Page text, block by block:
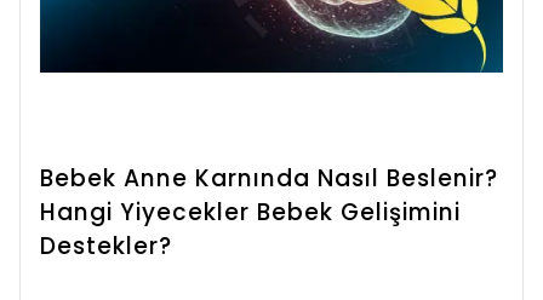
günlük aktivitelerinizi sürdürebilirsiniz.
Bebek Anne Karnında Nasıl Beslenir?
Hangi Yiyecekler Bebek Gelişimini
Destekler?